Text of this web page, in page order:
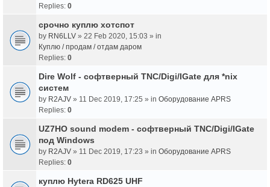
Replies: 0
срочно куплю хотспот
by RN6LLV » 22 Feb 2020, 15:03 » in
Куплю / продам / отдам даром
Replies: 0
Dire Wolf - cофтверный TNC/Digi/IGate для *nix
систем
by R2AJV » 11 Dec 2019, 17:25 » in Оборудование APRS
Replies: 0
UZ7HO sound modem - cофтверный TNC/Digi/IGate
под Windows
by R2AJV » 11 Dec 2019, 17:23 » in Оборудование APRS
Replies: 0
куплю Hytera RD625 UHF